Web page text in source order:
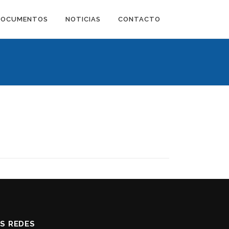
NOTICIAS CONTACTO
REDES